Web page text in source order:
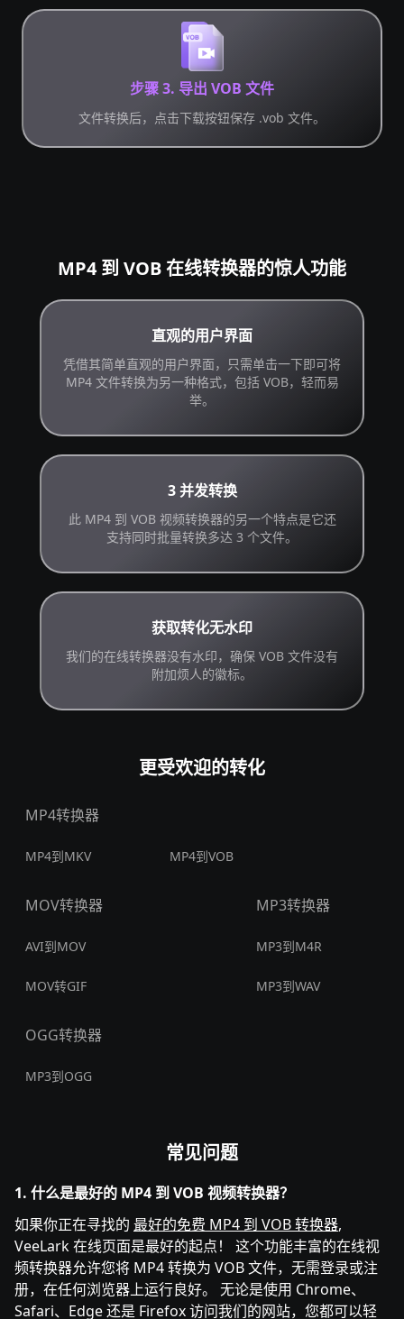
步骤 3. 导出 VOB 文件
文件转换后，点击下载按钮保存 .vob 文件。
MP4 到 VOB 在线转换器的惊人功能
直观的用户界面
凭借其简单直观的用户界面，只需单击一下即可将
MP4 文件转换为另一种格式，包括 VOB，轻而易
举。
3 并发转换
此 MP4 到 VOB 视频转换器的另一个特点是它还
支持同时批量转换多达 3 个文件。
获取转化无水印
我们的在线转换器没有水印，确保 VOB 文件没有
附加烦人的徽标。
更受欢迎的转化
MP4转换器
MP4到MKV MP4到VOB
MOV转换器
AVI到MOV
MOV转GIF
MP3转换器
MP3到M4R
MP3到WAV
OGG转换器
MP3到OGG
常见问题
1. 什么是最好的 MP4 到 VOB 视频转换器？
如果你正在寻找的 最好的免费 MP4 到 VOB 转换器,
VeeLark 在线页面是最好的起点！ 这个功能丰富的在线视
频转换器允许您将 MP4 转换为 VOB 文件，无需登录或注
册，在任何浏览器上运行良好。 无论是使用 Chrome、
Safari、Edge 还是 Firefox 访问我们的网站，您都可以轻